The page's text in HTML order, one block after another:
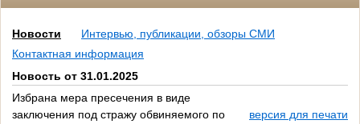
Новости
Интервью, публикации, обзоры СМИ
Контактная информация
Новость от 31.01.2025
Избрана мера пресечения в виде
заключения под стражу обвиняемого по
версия для печати